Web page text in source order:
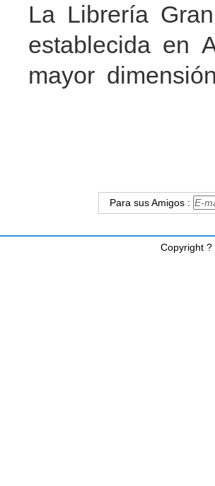
La Librería
establecida en
mayor
Para sus Amigos :
Copyright ?